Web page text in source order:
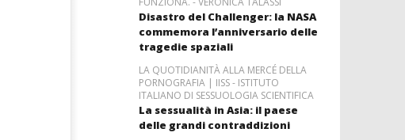
Disastro del Challenger: la NASA
commemora l’anniversario delle
tragedie spaziali
LA QUOTIDIANITÀ ALLA MERCÉ DELLA
PORNOGRAFIA | IISS - ISTITUTO
ITALIANO DI SESSUOLOGIA SCIENTIFICA
La sessualità in Asia: il paese
delle grandi contraddizioni